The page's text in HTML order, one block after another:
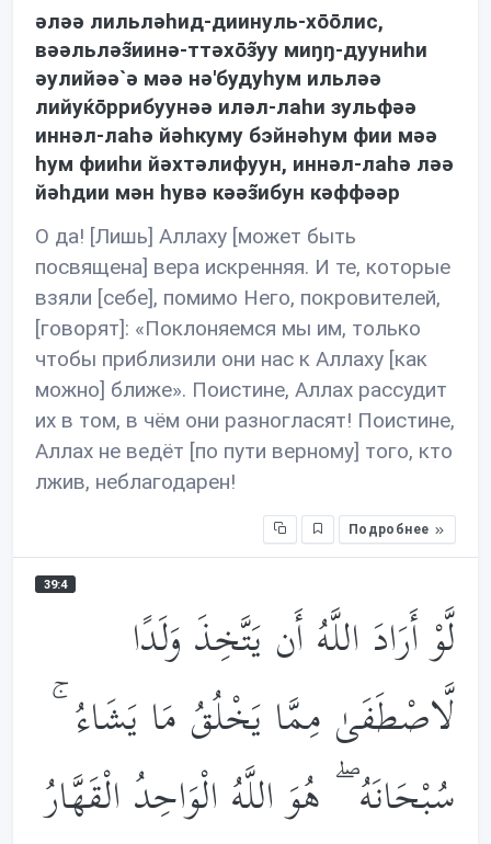
əлəə лильлəhид-диинуль-хōōлис,
вəəльлəз̃иинə-ттəхōз̃уу миŋŋ-дууниhи
əулийəə`ə мəə нə'будуhум ильлəə
лийуќōррибуунəə илəл-лаhи зульфəə
иннəл-лаhə йəhкуму бэйнəhум фии мəə
hум фииhи йəхтəлифуун, иннəл-лаhə лəə
йəhдии мəн hувə кəəз̃ибун кəффəəр
О да! [Лишь] Аллаху [может быть
посвящена] вера искренняя. И те, которые
взяли [себе], помимо Него, покровителей,
[говорят]: «Поклоняемся мы им, только
чтобы приблизили они нас к Аллаху [как
можно] ближе». Поистине, Аллах рассудит
их в том, в чём они разногласят! Поистине,
Аллах не ведёт [по пути верному] того, кто
лжив, неблагодарен!
Подробнее
39:4
لَّوْ أَرَادَ اللَّهُ أَن يَتَّخِذَ وَلَدًا
لَّاصْطَفَىٰ مِمَّا يَخْلُقُ مَا يَشَاءُ ۚ
سُبْحَانَهُ ۖ هُوَ اللَّهُ الْوَاحِدُ الْقَهَّارُ